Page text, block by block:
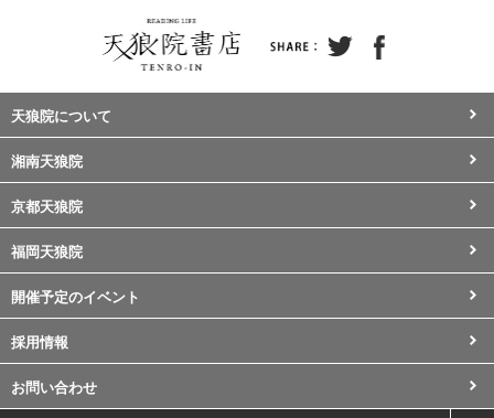
天狼院について
湘南天狼院
京都天狼院
福岡天狼院
開催予定のイベント
採用情報
お問い合わせ